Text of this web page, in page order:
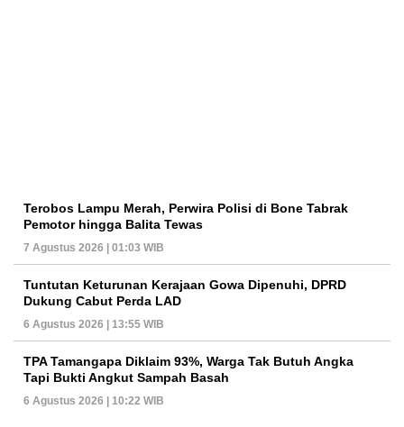
Terobos Lampu Merah, Perwira Polisi di Bone Tabrak
Pemotor hingga Balita Tewas
7 Agustus 2026 | 01:03 WIB
Tuntutan Keturunan Kerajaan Gowa Dipenuhi, DPRD
Dukung Cabut Perda LAD
6 Agustus 2026 | 13:55 WIB
TPA Tamangapa Diklaim 93%, Warga Tak Butuh Angka
Tapi Bukti Angkut Sampah Basah
6 Agustus 2026 | 10:22 WIB